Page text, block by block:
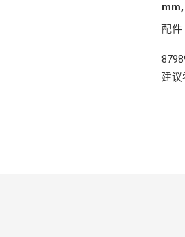
配件
建议